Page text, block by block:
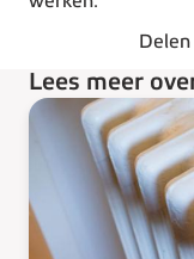
Delen
Lees meer